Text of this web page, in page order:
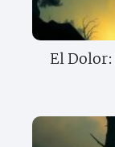
El Dolor: